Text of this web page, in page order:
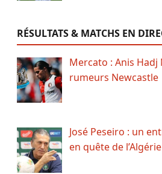
RÉSULTATS & MATCHS EN
Mercato : Anis Hadj
rumeurs Newcastle
José Peseiro : un
en quête de l’Algérie